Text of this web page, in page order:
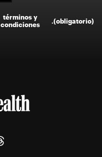
términos y
condiciones
(obligatorio)